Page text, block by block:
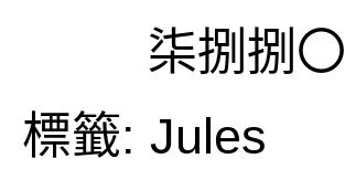
柒捌捌〇
標籤: Jules